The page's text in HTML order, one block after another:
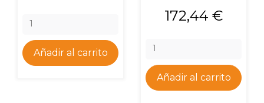
Añadir al carrito
Precio
172,44 €
Añadir al carrito